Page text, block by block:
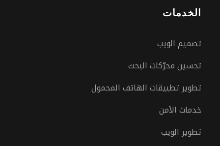
الخدمات
تصميم الويب
تحسين محرّكات البحث
تطوير تطبيقات الهاتف المحمول
خدمات الأمن
تطوير الويب